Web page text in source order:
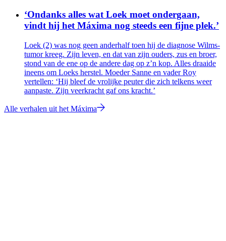
‘Ondanks alles wat Loek moet ondergaan,
vindt hij het Máxima nog steeds een fijne plek.’
Loek (2) was nog geen anderhalf toen hij de diagnose Wilms-
tumor kreeg. Zijn leven, en dat van zijn ouders, zus en broer,
stond van de ene op de andere dag op z’n kop. Alles draaide
ineens om Loeks herstel. Moeder Sanne en vader Roy
vertellen: ‘Hij bleef de vrolijke peuter die zich telkens weer
aanpaste. Zijn veerkracht gaf ons kracht.’
Alle verhalen uit het Máxima